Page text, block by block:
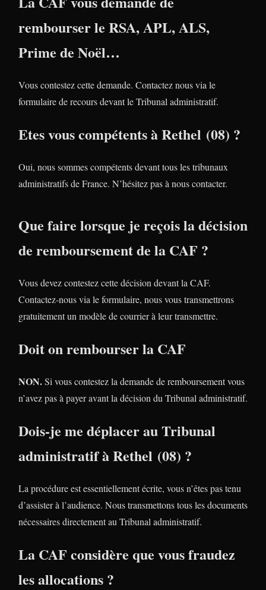
rembourser le RSA, APL, ALS,
Prime de Noël…
Vous contestez cette demande. Contactez nous via le
formulaire de recours devant le Tribunal administratif.
Etes vous compétents à Rethel (08) ?
Oui, nous sommes compétents devant tous les tribunaux
administratifs de France. N’hésitez pas à nous contacter.
Que faire lorsque je reçois la décision
de remboursement de la CAF ?
Vous devez contestez cette décision devant la CAF.
Contactez-nous via le formulaire, nous vous transmettrons
gratuitement un modèle de courrier à leur transmettre.
Doit on rembourser la CAF
NON.Si vous contestez la demande de remboursement vous
n’avez pas à payer avant la décision du Tribunal administratif.
Dois-je me déplacer au Tribunal
administratif à Rethel (08) ?
La procédure est essentiellement écrite, vous n’êtes pas tenu
d’assister à l’audience. Nous transmettons tous les documents
nécessaires directement au Tribunal administratif.
La CAF considère que vous fraudez
les allocations ?